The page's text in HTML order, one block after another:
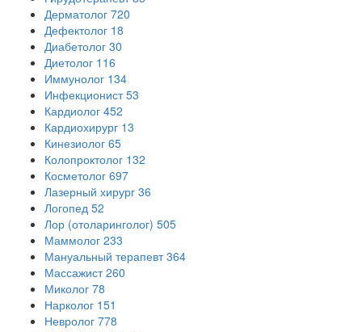
Дерматолог 720
Дефектолог 18
Диабетолог 30
Диетолог 116
Иммунолог 134
Инфекционист 53
Кардиолог 452
Кардиохирург 13
Кинезиолог 65
Колопроктолог 132
Косметолог 697
Лазерный хирург 36
Логопед 52
Лор (отоларинголог) 505
Маммолог 233
Мануальный терапевт 364
Массажист 260
Миколог 78
Нарколог 151
Невролог 778